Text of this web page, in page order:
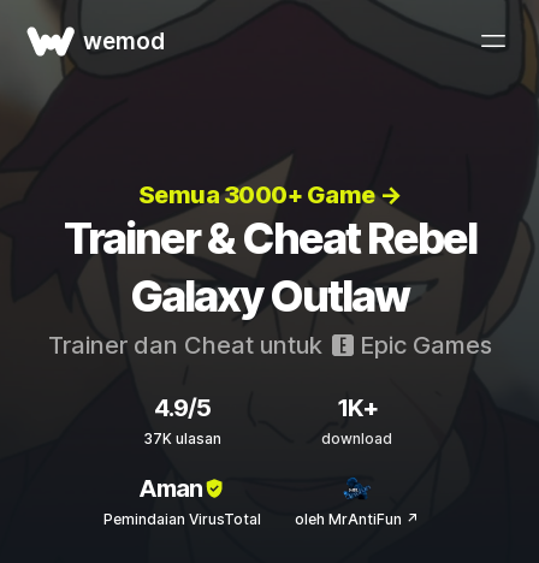
wemod
Semua 3000+ Game →
Trainer & Cheat Rebel
Galaxy Outlaw
Trainer dan Cheat untuk Epic Games
4.9/5
37K ulasan
1K+
download
Aman
Pemindaian VirusTotal oleh MrAntiFun ↗